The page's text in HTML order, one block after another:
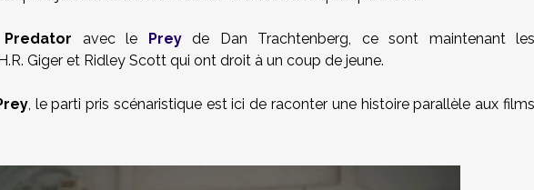
Predator avec le Preyde Dan Trachtenberg, ce sont maintenant les
Giger et Ridley Scott qui ont droit à un coup de jeune.
, le parti pris scénaristique est ici de raconter une histoire parallèle aux